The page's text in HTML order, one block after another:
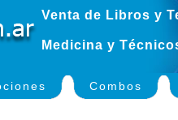
Venta de Libros y
Medicina y
Combos